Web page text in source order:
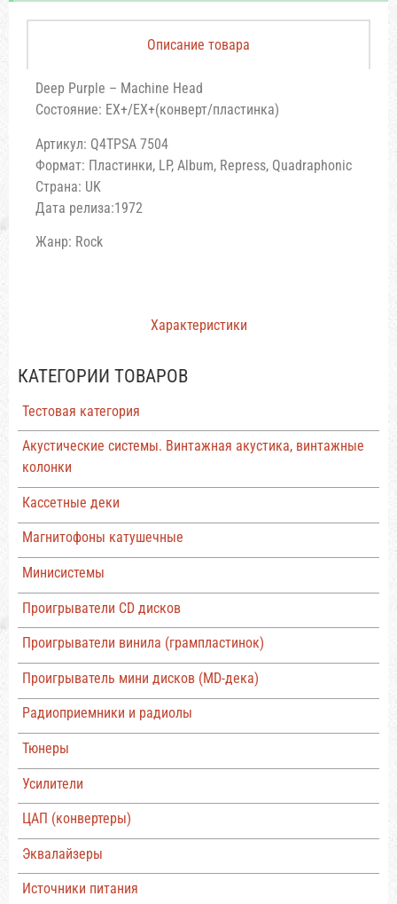
КАТЕГОРИИ ТОВАРОВ
Тестовая категория
Акустические системы. Винтажная акустика, винтажные
колонки
Кассетные деки
Магнитофоны катушечные
Минисистемы
Проигрыватели CD дисков
Проигрыватели винила (грампластинок)
Проигрыватель мини дисков (MD-дека)
Радиоприемники и радиолы
Тюнеры
Усилители
ЦАП (конвертеры)
Эквалайзеры
Источники питания
Описание товара
Характеристики
Deep Purple – Machine Head
Состояние: EX+/EX+(конверт/пластинка)
Артикул: Q4TPSA 7504
Формат: Пластинки, LP, Album, Repress, Quadraphonic
Страна: UK
Дата релиза:1972
Жанр: Rock